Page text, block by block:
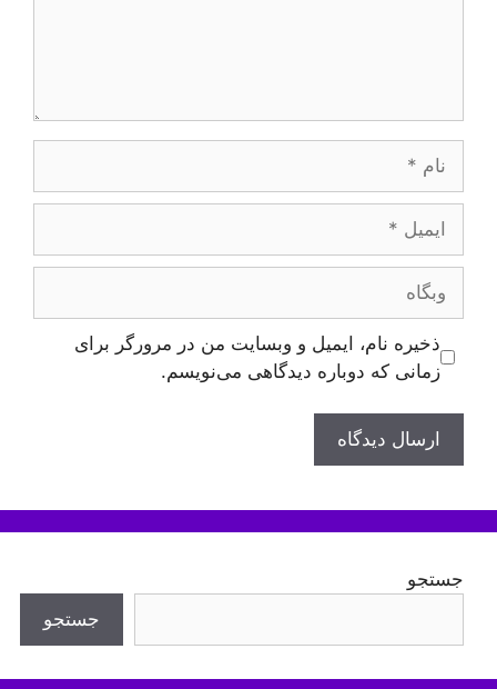
وبگاه
ذخیره نام، ایمیل و وبسایت من در مرورگر برای
زمانی که دوباره دیدگاهی می‌نویسم.
جستجو
جستجو